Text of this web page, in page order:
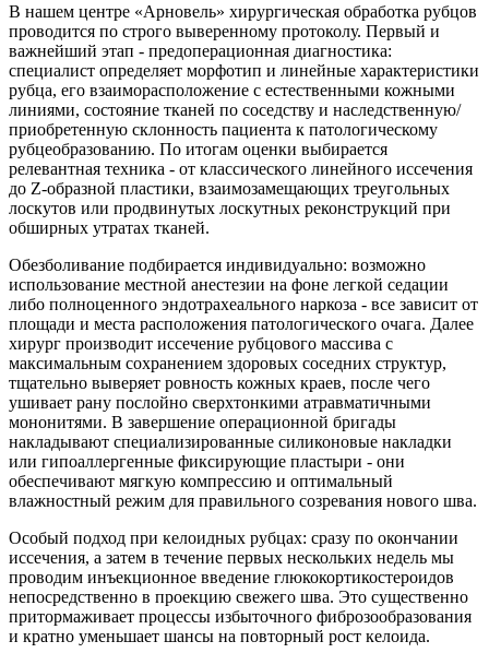
В нашем центре «Арновель» хирургическая обработка рубцов
проводится по строго выверенному протоколу. Первый и
важнейший этап - предоперационная диагностика:
специалист определяет морфотип и линейные характеристики
рубца, его взаиморасположение с естественными кожными
линиями, состояние тканей по соседству и наследственную/
приобретенную склонность пациента к патологическому
рубцеобразованию. По итогам оценки выбирается
релевантная техника - от классического линейного иссечения
до Z-образной пластики, взаимозамещающих треугольных
лоскутов или продвинутых лоскутных реконструкций при
обширных утратах тканей.
Обезболивание подбирается индивидуально: возможно
использование местной анестезии на фоне легкой седации
либо полноценного эндотрахеального наркоза - все зависит от
площади и места расположения патологического очага. Далее
хирург производит иссечение рубцового массива с
максимальным сохранением здоровых соседних структур,
тщательно выверяет ровность кожных краев, после чего
ушивает рану послойно сверхтонкими атравматичными
мононитями. В завершение операционной бригады
накладывают специализированные силиконовые накладки
или гипоаллергенные фиксирующие пластыри - они
обеспечивают мягкую компрессию и оптимальный
влажностный режим для правильного созревания нового шва.
Особый подход при келоидных рубцах: сразу по окончании
иссечения, а затем в течение первых нескольких недель мы
проводим инъекционное введение глюкокортикостероидов
непосредственно в проекцию свежего шва. Это существенно
притормаживает процессы избыточного фиброзообразования
и кратно уменьшает шансы на повторный рост келоида.